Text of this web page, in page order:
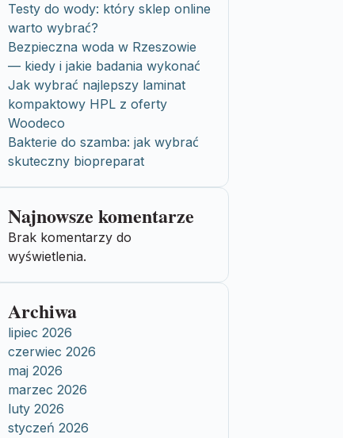
Testy do wody: który sklep online
warto wybrać?
Bezpieczna woda w Rzeszowie
— kiedy i jakie badania wykonać
Jak wybrać najlepszy laminat
kompaktowy HPL z oferty
Woodeco
Bakterie do szamba: jak wybrać
skuteczny biopreparat
Najnowsze komentarze
Brak komentarzy do
wyświetlenia.
Archiwa
lipiec 2026
czerwiec 2026
maj 2026
marzec 2026
luty 2026
styczeń 2026